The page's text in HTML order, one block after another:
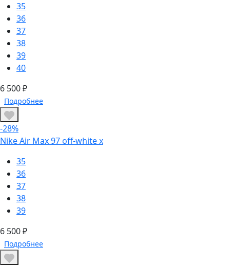
35
36
37
38
39
40
6 500 ₽
Подробнее
-28%
Nike Air Max 97 off-white x
35
36
37
38
39
6 500 ₽
Подробнее